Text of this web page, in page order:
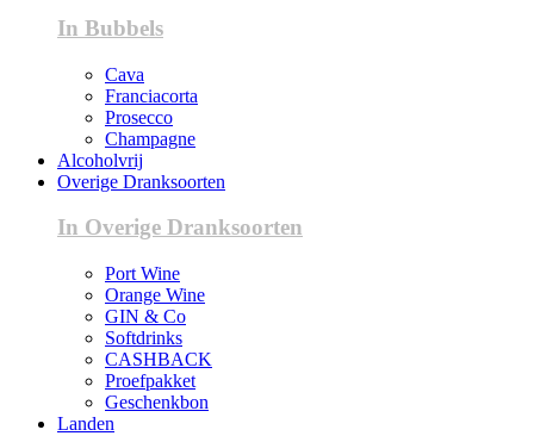
In Bubbels
Cava
Franciacorta
Prosecco
Champagne
Alcoholvrij
Overige Dranksoorten
In Overige Dranksoorten
Port Wine
Orange Wine
GIN & Co
Softdrinks
CASHBACK
Proefpakket
Geschenkbon
Landen